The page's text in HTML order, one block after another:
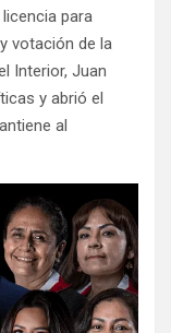
para
votación de la
Interior, Juan
y abrió el
al